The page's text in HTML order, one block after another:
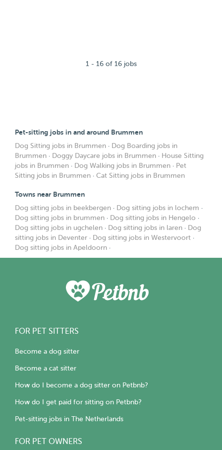
1 - 16 of 16 jobs
Pet-sitting jobs in and around Brummen
Dog Sitting jobs in Brummen · Dog Boarding jobs in
Brummen · Doggy Daycare jobs in Brummen · House Sitting
jobs in Brummen · Dog Walking jobs in Brummen · Pet
Sitting jobs in Brummen · Cat Sitting jobs in Brummen
Towns near Brummen
Dog sitting jobs in beekbergen · Dog sitting jobs in lochem ·
Dog sitting jobs in brummen · Dog sitting jobs in Hengelo ·
Dog sitting jobs in ugchelen · Dog sitting jobs in laren · Dog
sitting jobs in Deventer · Dog sitting jobs in Westervoort ·
Dog sitting jobs in Apeldoorn ·
FOR PET SITTERS
Become a dog sitter
Become a cat sitter
How do I become a dog sitter on Petbnb?
How do I get paid for sitting on Petbnb?
Pet-sitting jobs in The Netherlands
FOR PET OWNERS